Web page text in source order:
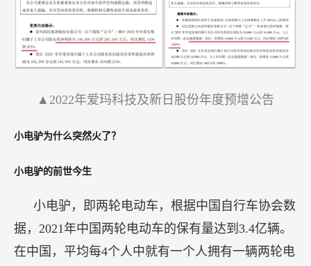
▲2022年爱玛科技及新日股份年度预增公告
小电驴为什么突然火了？
小电驴的前世今生
小电驴，即两轮电动车，根据中国自行车协会数
据，2021年中国两轮电动车的保有量达到3.4亿辆。
在中国，平均每4个人中就有一个人拥有一辆两轮电